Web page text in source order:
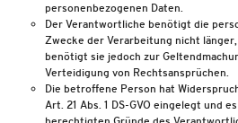
personenbezogenen Daten.
Der Verantwortliche benötigt die
Zwecke der Verarbeitung nicht
benötigt sie jedoch zur
Verteidigung von Rechtsansprüchen.
Die betroffene Person hat
Art. 21 Abs. 1 DS-GVO eingelegt und